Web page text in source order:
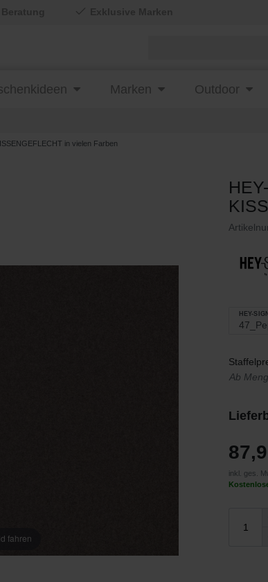
in vielen Farben
Marken Outdoor
fahren
HEY-
Ab
inkl. ges.